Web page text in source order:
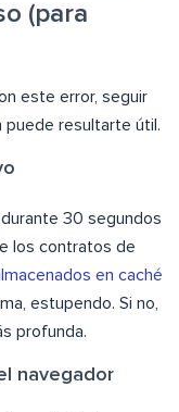
(para
este error, seguir
puede resultarte útil.
30 segundos
los contratos de
en caché
estupendo. Si no,
profunda.
navegador